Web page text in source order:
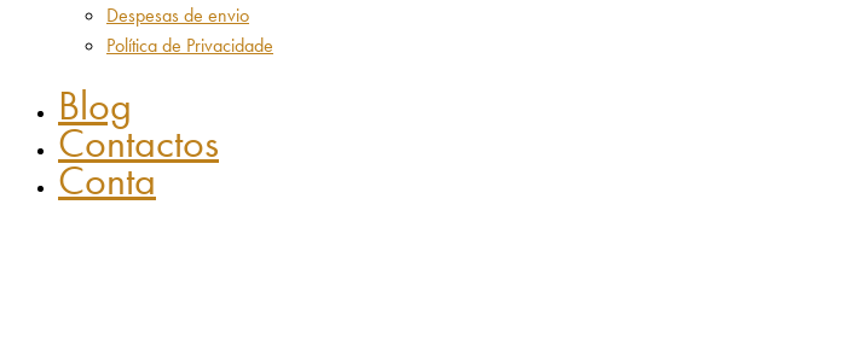
Despesas de envio
Política de Privacidade
Blog
Contactos
Conta